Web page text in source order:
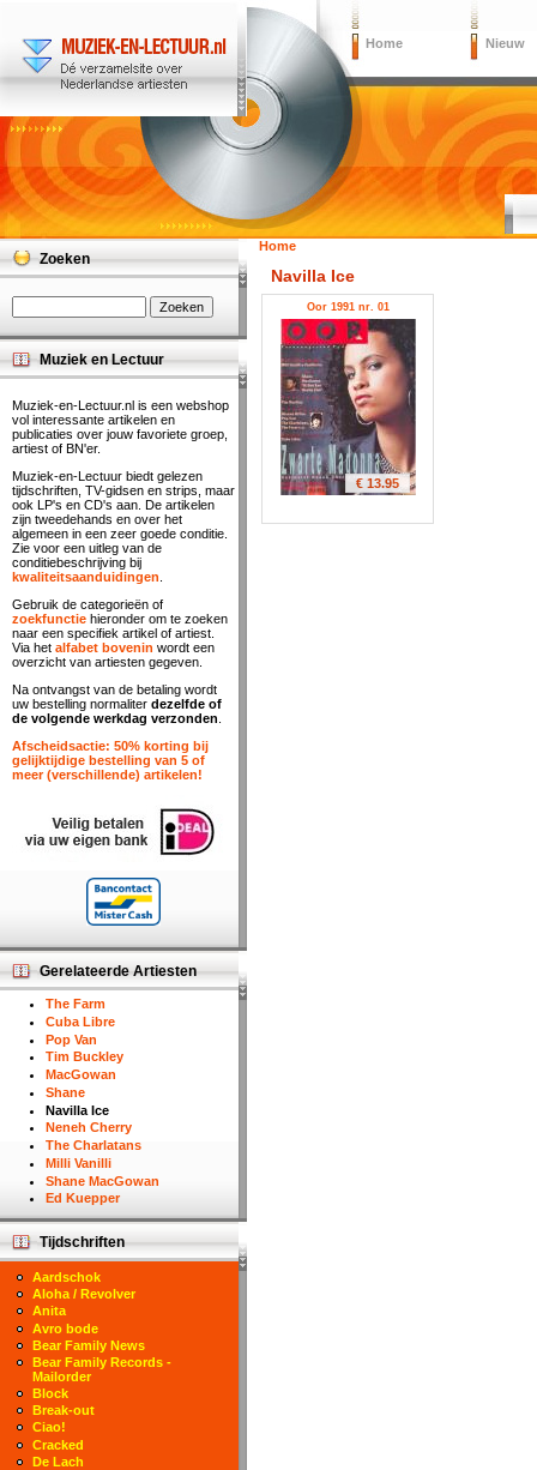
Home Nieuw
Home
Navilla Ice
Oor 1991 nr. 01
€ 13.95
Zoeken
Muziek en Lectuur
Muziek-en-Lectuur.nl is een webshop
vol interessante artikelen en
publicaties over jouw favoriete groep,
artiest of BN'er.
Muziek-en-Lectuur biedt gelezen
tijdschriften, TV-gidsen en strips, maar
ook LP's en CD's aan. De artikelen
zijn tweedehands en over het
algemeen in een zeer goede conditie.
Zie voor een uitleg van de
conditiebeschrijving bij
kwaliteitsaanduidingen
Gebruik de categorieën of
zoekfunctie hieronder om te zoeken
naar een specifiek artikel of artiest.
Via het alfabet bovenin wordt een
overzicht van artiesten gegeven.
Na ontvangst van de betaling wordt
uw bestelling normaliter dezelfde of
de volgende werkdag verzonden
Afscheidsactie: 50% korting bij
gelijktijdige bestelling van 5 of
meer (verschillende) artikelen!
Gerelateerde Artiesten
The Farm
Cuba Libre
Pop Van
Tim Buckley
MacGowan
Shane
Navilla Ice
Neneh Cherry
The Charlatans
Milli Vanilli
Shane MacGowan
Ed Kuepper
Tijdschriften
Aardschok
Aloha / Revolver
Anita
Avro bode
Bear Family News
Bear Family Records -
Mailorder
Block
Break-out
Ciao!
Cracked
De Lach